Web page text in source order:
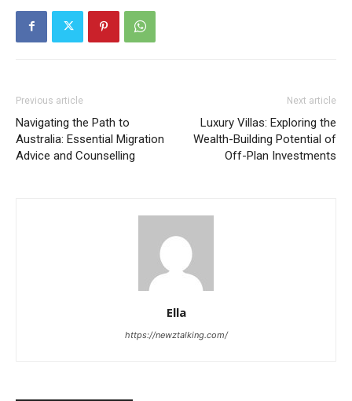
Previous article
Navigating the Path to
Australia: Essential Migration
Advice and Counselling
Next article
Luxury Villas: Exploring the
Wealth-Building Potential of
Off-Plan Investments
Ella
https://newztalking.com/